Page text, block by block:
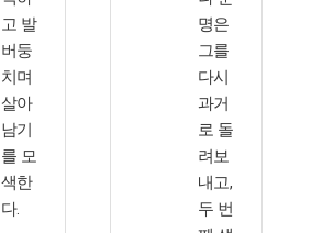
고 발
버둥
치며
살아
남기
를 모
색한
다.
명은
그를
다시
과거
로 돌
려보
내고,
두 번